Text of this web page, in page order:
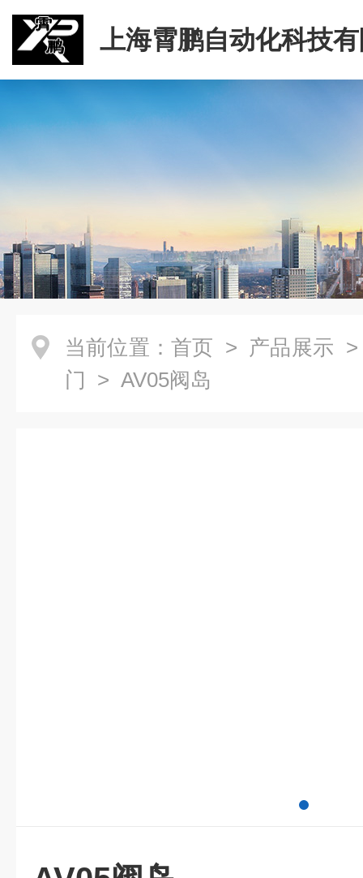
上海霄鹏自动化科技
当前位置： 首页 > 产品展示
门 > AV05阀岛